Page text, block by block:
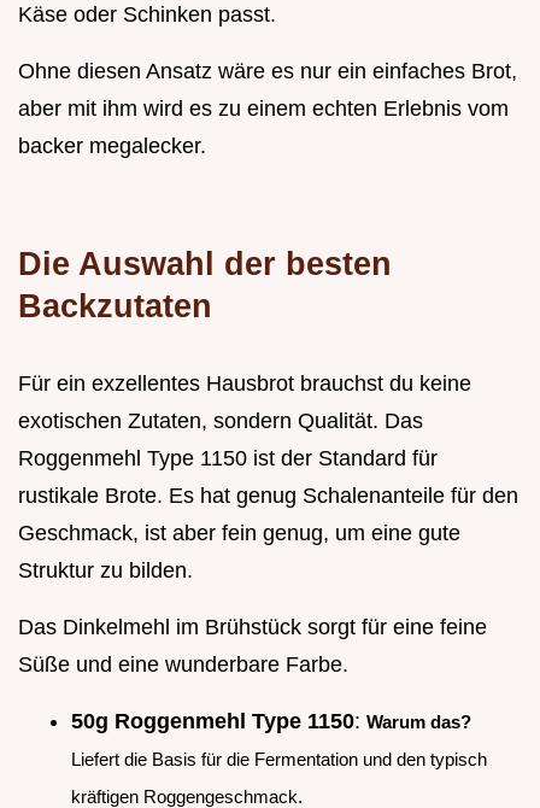
Käse oder Schinken passt.
Ohne diesen Ansatz wäre es nur ein einfaches Brot,
aber mit ihm wird es zu einem echten Erlebnis vom
backer megalecker.
Die Auswahl der besten
Backzutaten
Für ein exzellentes Hausbrot brauchst du keine
exotischen Zutaten, sondern Qualität. Das
Roggenmehl Type 1150 ist der Standard für
rustikale Brote. Es hat genug Schalenanteile für den
Geschmack, ist aber fein genug, um eine gute
Struktur zu bilden.
Das Dinkelmehl im Brühstück sorgt für eine feine
Süße und eine wunderbare Farbe.
50g Roggenmehl Type 1150: Warum das?
Liefert die Basis für die Fermentation und den typisch
kräftigen Roggengeschmack.